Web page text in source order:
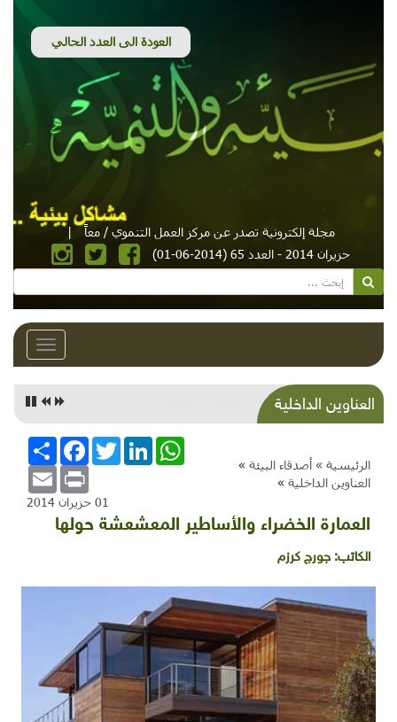
مجلة إلكترونية تصدر عن مركز العمل التنموي / معاً
|
حزيران 2014 - العدد 65 (2014-06-01)
Toggle
العناوين الداخليةخديعة "الاقتصاد الأخضر"
الرئيسية » أصدقاء البيئة »
العناوين الداخلية »
انشر
FacebookTwitterLinkedInWhatsApp
Email Print
01 حزيران 2014
العمارة الخضراء والأساطير المعشعشة حولها
الكاتب: جورج كرزم